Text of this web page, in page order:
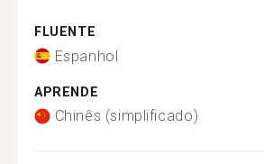
FLUENTE
Espanhol
APRENDE
Chinês (simplificado)